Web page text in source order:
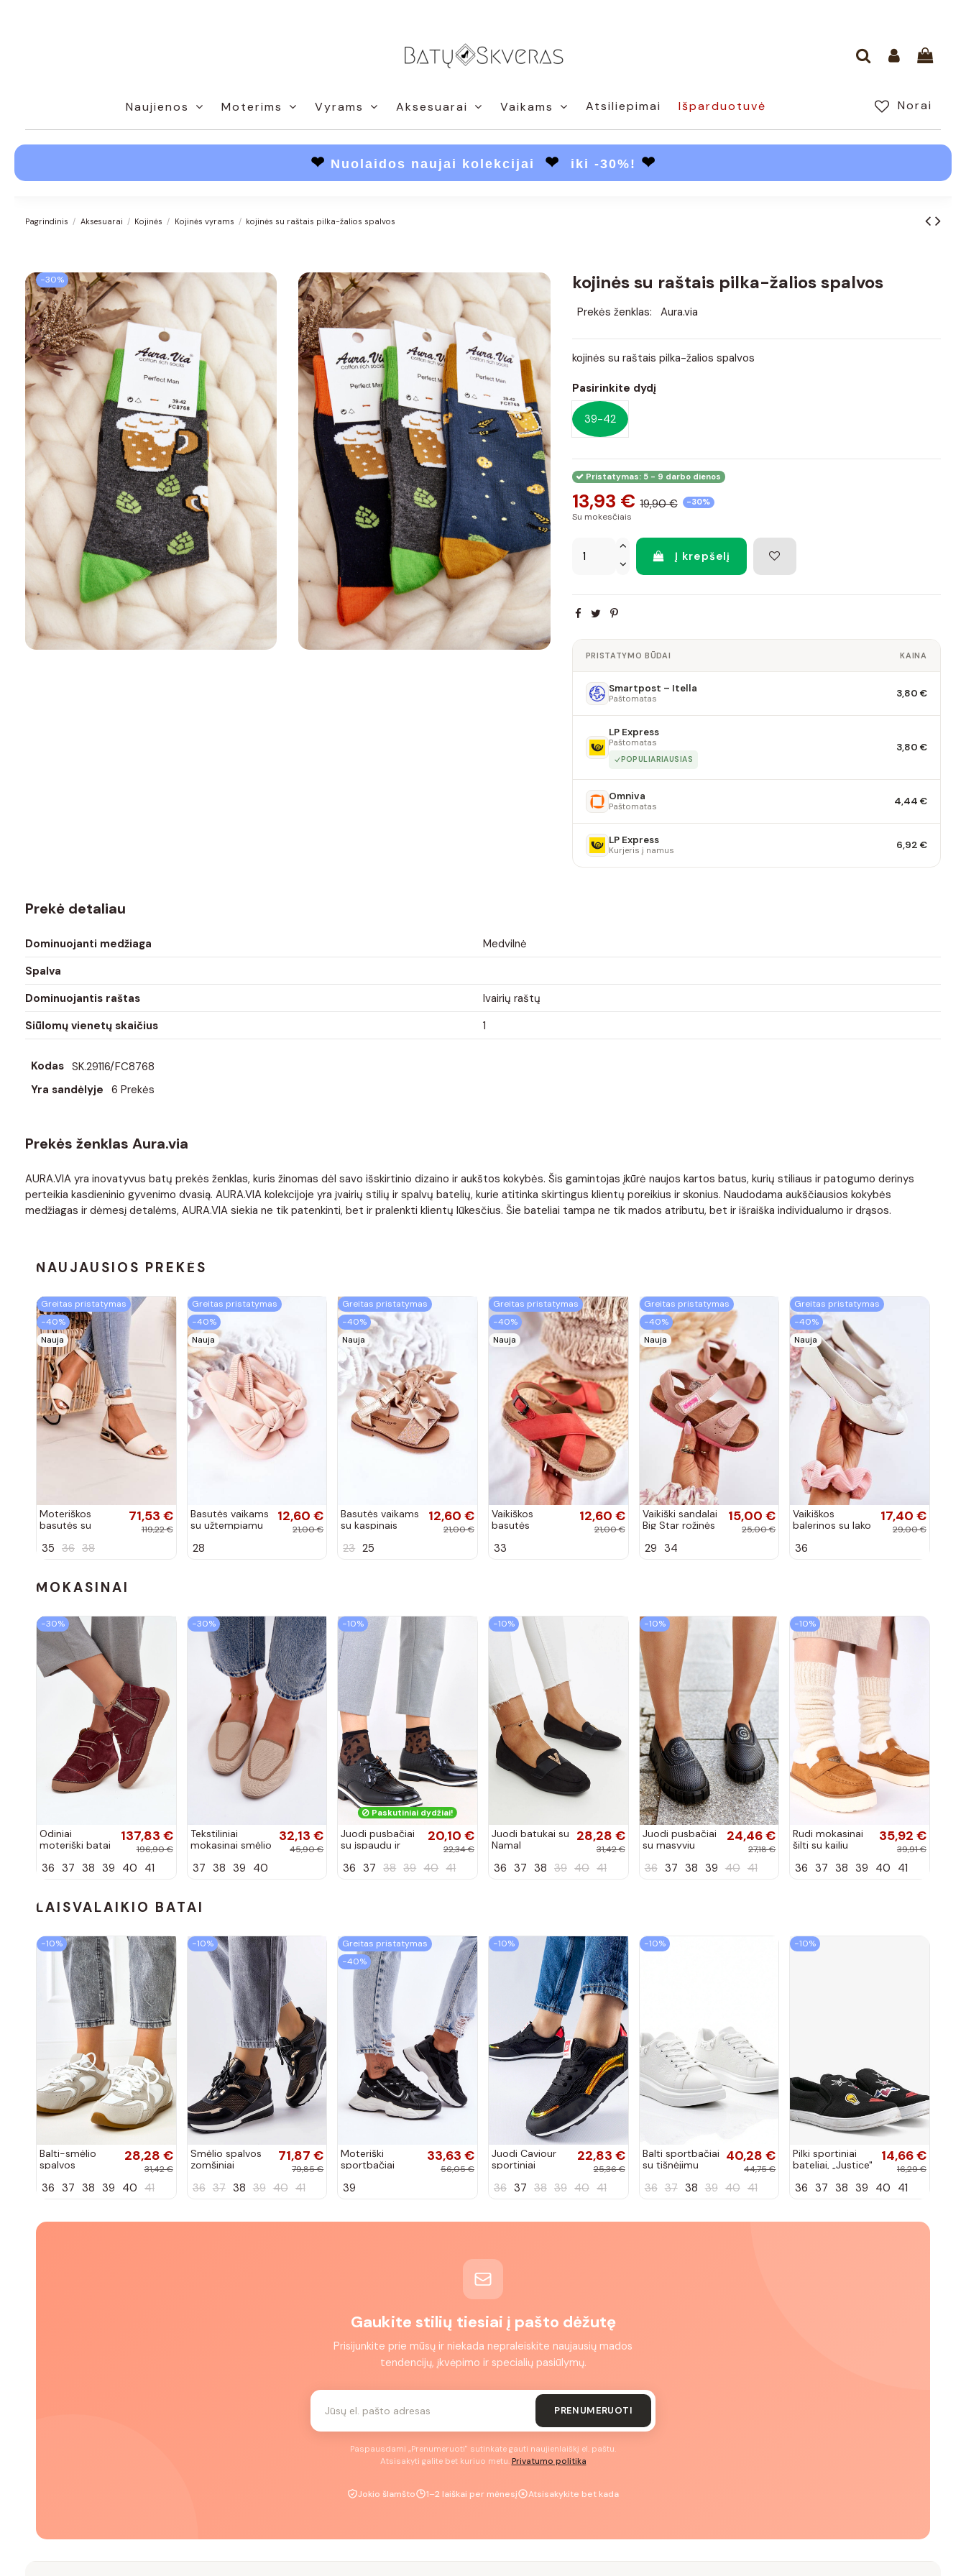
Naujienos Moterims Vyrams Aksesuarai Vaikams Atsiliepimai Norai
Išparduotuvė
❤ Nuolaidos naujai kolekcijai ❤ iki -30%! ❤
Pagrindinis Aksesuarai Kojinės Kojinės vyrams kojinės su raštais pilka-žalios spalvos
−30% kojinės su raštais pilka-žalios spalvos
Prekės ženklas: Aura.via
kojinės su raštais pilka-žalios spalvos
Pasirinkite dydį
39-42
Pristatymas: 5 - 9 darbo dienos
13,93 € 19,90 € -30%
Su mokesčiais
Į krepšelį
PRISTATYMO BŪDAI KAINA
Smartpost – Itella
Paštomatas 3,80 €
LP Express
Paštomatas
POPULIARIAUSIAS
3,80 €
Omniva
Paštomatas 4,44 €
LP Express
Kurjeris į namus 6,92 €
Prekė detaliau
Dominuojanti medžiaga
Medvilnė
Spalva
Dominuojantis raštas
Ivairių raštų
Siūlomų vienetų skaičius
1
Kodas SK.29116/FC8768
Yra sandėlyje 6 Prekės
Prekės ženklas Aura.via
AURA.VIA yra inovatyvus batų prekės ženklas, kuris žinomas dėl savo išskirtinio dizaino ir aukštos kokybės. Šis gamintojas įkūrė naujos kartos batus, kurių stiliaus ir patogumo derinys
perteikia kasdieninio gyvenimo dvasią. AURA.VIA kolekcijoje yra įvairių stilių ir spalvų batelių, kurie atitinka skirtingus klientų poreikius ir skonius. Naudodama aukščiausios kokybės
medžiagas ir dėmesį detalėms, AURA.VIA siekia ne tik patenkinti, bet ir pralenkti klientų lūkesčius. Šie bateliai tampa ne tik mados atributu, bet ir išraiška individualumo ir drąsos.
NAUJAUSIOS PREKĖS
Greitas pristatymas
−40%
Nauja
Moteriškos
basutės su
kulniukais Laura
71,53 €
119,22 €
35 36 38
Greitas pristatymas
−40%
Nauja
Basutės vaikams
su užtempiamu
spalvos
12,60 €
21,00 €
28
Greitas pristatymas
−40%
Nauja
Basutės vaikams
su kaspinais
12,60 €
21,00 €
23 25
Greitas pristatymas
−40%
Nauja
Vaikiškos
basutės
12,60 €
21,00 €
33
Greitas pristatymas
−40%
Nauja
Vaikiški sandalai
Big Star rožinės
15,00 €
25,00 €
29 34
Greitas pristatymas
−40%
Nauja
Vaikiškos
balerinos su lako
kaspinais baltos
17,40 €
29,00 €
36
MOKASINAI
−30%
Odiniai
moteriški batai
pilies tipo,
137,83 €
196,90 €
36 37 38 39 40 41
−30%
Tekstiliniai
mokasinai smėlio
32,13 €
45,90 €
37 38 39 40
−10%
Paskutiniai dydžiai!
Juodi pusbačiai
su įspaudu ir
priekiu Kerawa
20,10 €
22,34 €
36 37 38 39 40 41
−10%
Juodi batukai su
Namal
28,28 €
31,42 €
36 37 38 39 40 41
−10%
Juodi pusbačiai
su masyviu
24,46 €
27,18 €
36 37 38 39 40 41
−10%
Rudi mokasinai
šilti su kailiu
35,92 €
39,91 €
36 37 38 39 40 41
LAISVALAIKIO BATAI
−10%
Balti-smėlio
spalvos
bateliai su
28,28 €
31,42 €
36 37 38 39 40 41
−10%
Smėlio spalvos
zomšiniai
bateliai, „Karino"
71,87 €
79,85 €
36 37 38 39 40 41
Greitas pristatymas
−40%
Moteriški
sportbačiai
Feluci
33,63 €
56,05 €
39
−10%
Juodi Caviour
sportiniai
22,83 €
25,36 €
36 37 38 39 40 41
−10%
Balti sportbačiai
su tišnėjimu
40,28 €
44,75 €
36 37 38 39 40 41
−10%
Pilki sportiniai
bateliai, „Justice"
14,66 €
16,29 €
36 37 38 39 40 41
Gaukite stilių tiesiai į pašto dėžutę
Prisijunkite prie mūsų ir niekada nepraleiskite naujausių mados
tendencijų, įkvėpimo ir specialių pasiūlymų.
PRENUMERUOTI
Paspausdami „Prenumeruoti" sutinkate gauti naujienlaiškį el. paštu.
Atsisakyti galite bet kuriuo metu. Privatumo politika
Jokio šlamšto 1–2 laiškai per mėnesį Atsisakykite bet kada